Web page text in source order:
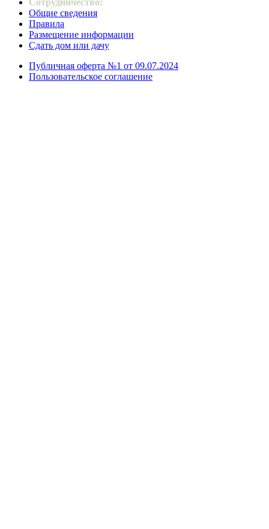
Сотрудничество:
Общие сведения
Правила
Размещение информации
Сдать дом или дачу
Публичная оферта №1 от 09.07.2024
Пользовательское соглашение